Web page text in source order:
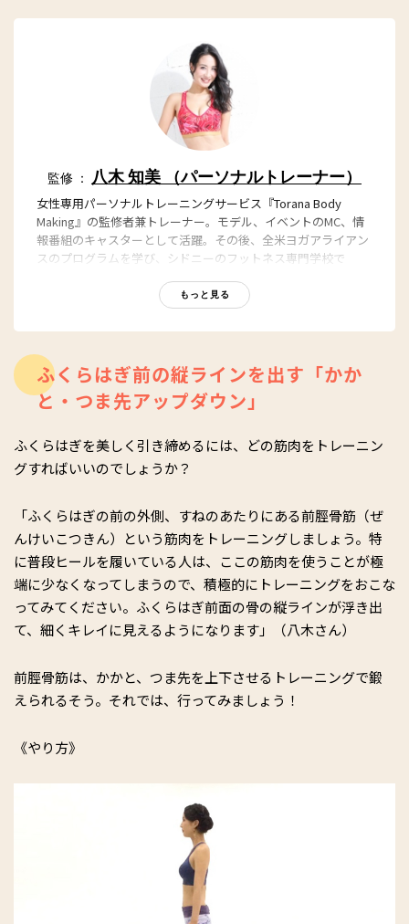
監修 ： 八木 知美 （パーソナルトレーナー）
女性専用パーソナルトレーニングサービス『Torana Body
Making』の監修者兼トレーナー。モデル、イベントのMC、情
報番組のキャスターとして活躍。その後、全米ヨガアライアン
スのプログラムを学び、シドニーのフットネス専門学校で
ラリアと日本にて、ヨガとフィットネスを教えている。
もっと見る
ふくらはぎ前の縦ラインを出す「かか
と・つま先アップダウン」
ふくらはぎを美しく引き締めるには、どの筋肉をトレーニン
グすればいいのでしょうか？
「ふくらはぎの前の外側、すねのあたりにある前脛骨筋（ぜ
んけいこつきん）という筋肉をトレーニングしましょう。特
に普段ヒールを履いている人は、ここの筋肉を使うことが極
端に少なくなってしまうので、積極的にトレーニングをおこな
ってみてください。ふくらはぎ前面の骨の縦ラインが浮き出
て、細くキレイに見えるようになります」（八木さん）
前脛骨筋は、かかと、つま先を上下させるトレーニングで鍛
えられるそう。それでは、行ってみましょう！
《やり方》